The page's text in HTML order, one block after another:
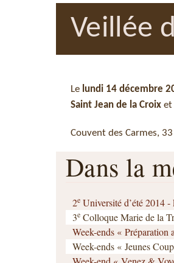
Veillée
Le lundi 14 décembre
Saint Jean de la Croix et
Couvent des Carmes,
Dans la
2e Université d’été 2014
3e Colloque Marie de la
Week-ends « Préparation
Week-ends « Jeunes